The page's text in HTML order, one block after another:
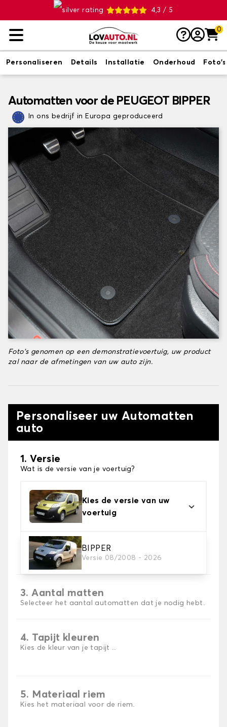
4,3 / 5
0
Personaliseren Details Installatie Onderhoud Foto's
Automatten voor de PEUGEOT BIPPER
In ons bedrijf in Europa geproduceerd
Foto's genomen op een demonstratievoertuig, uw product
zal naar de afmetingen van uw auto zijn.
Personaliseer uw Automatten
auto
1. Versie
Wat is de versie van je voertuig?
Kies de versie van uw
voertuig
BIPPER
Versie 08/2008 - 2026
2. Materiaal
Kies het materiaal van uw automatten
3. Aantal matten
Selecteer het aantal automatten dat je nodig hebt.
4. Tapijt kleuren
Kies de kleur van je tapijt ..
5. Materiaal riem
Kies het materiaal voor de riem.